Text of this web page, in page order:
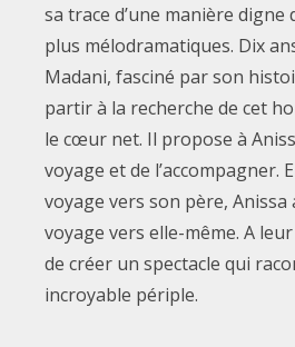
sa trace d’une manière digne
plus mélodramatiques. Dix
Madani, fasciné par son
partir à la recherche de cet
le cœur net. Il propose à
voyage et de l’accompagner.
voyage vers son père, Anissa
voyage vers elle-même. A
de créer un spectacle qui
incroyable périple.